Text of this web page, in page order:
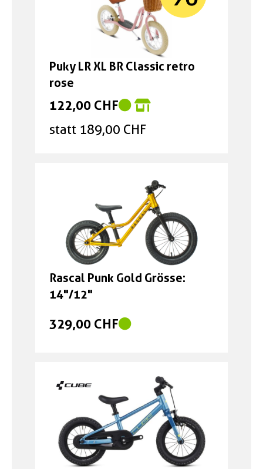
Puky LR XL BR Classic retro
rose
122,00 CHF
statt 189,00 CHF
Rascal Punk Gold Grösse:
14"/12"
329,00 CHF